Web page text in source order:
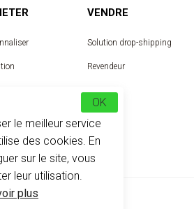
VENDRE
Solution drop-shipping
Revendeur
Designer
le meilleur service
des cookies. En
sur le site, vous
leur utilisation.
plus
OK